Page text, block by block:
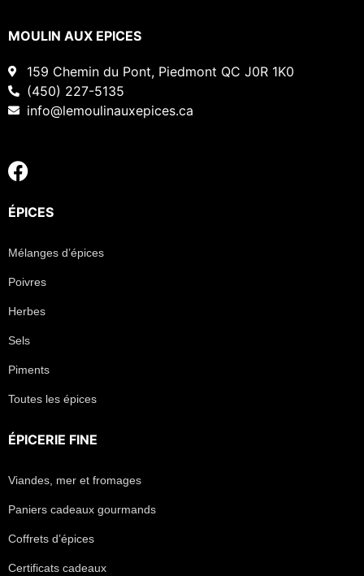
MOULIN AUX EPICES
159 Chemin du Pont, Piedmont QC J0R 1K0
(450) 227-5135
info@lemoulinauxepices.ca
ÉPICES
Mélanges d’épices
Poivres
Herbes
Sels
Piments
Toutes les épices
ÉPICERIE FINE
Viandes, mer et fromages
Paniers cadeaux gourmands
Coffrets d’épices
Certificats cadeaux